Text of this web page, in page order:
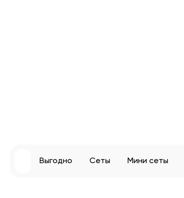
Выгодно Сеты Мини сеты